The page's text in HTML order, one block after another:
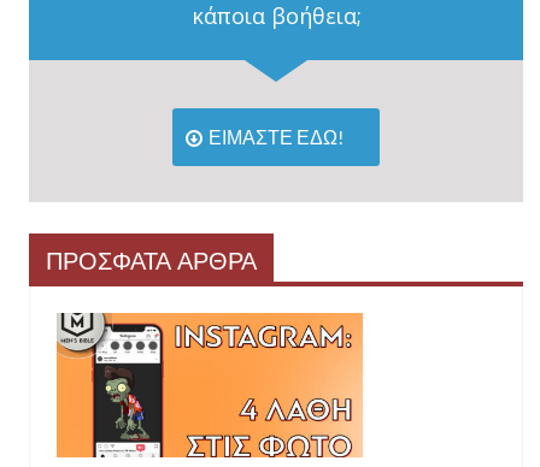
κάποια βοήθεια;
ΕΙΜΑΣΤΕ ΕΔΩ!
ΠΡΟΣΦΑΤΑ ΑΡΘΡΑ